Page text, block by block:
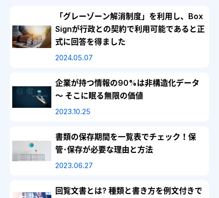
「グレーゾーン解消制度」を利用し、Box
Signが行政との契約で利用可能であると正
式に回答を得ました
2024.05.07
企業が持つ情報の90%は非構造化データ
～ そこに眠る無限の価値
2023.10.25
書類の保存期間を一覧表でチェック！保
管･保存が必要な理由と方法
2023.06.27
回覧文書とは? 種類と書き方を例文付きで